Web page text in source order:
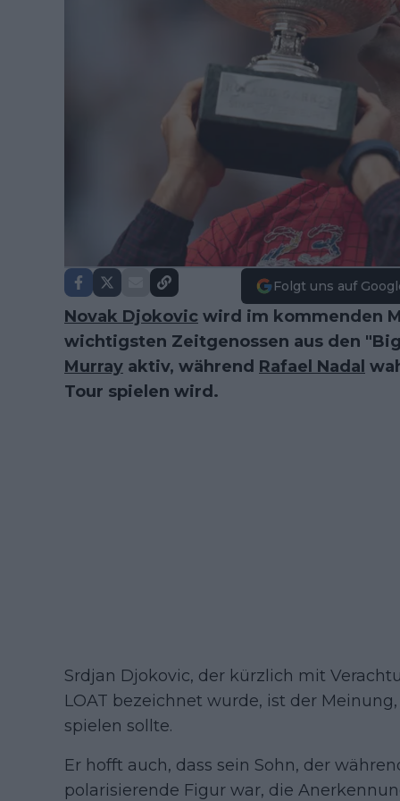
Folgt uns auf
Novak Djokovic wird im kommenden
wichtigsten Zeitgenossen aus den
Murray aktiv, während Rafael Nadal
Tour spielen wird.
Srdjan Djokovic, der kürzlich mit
LOAT bezeichnet wurde, ist der
spielen sollte.
Er hofft auch, dass sein Sohn, der
polarisierende Figur war, die